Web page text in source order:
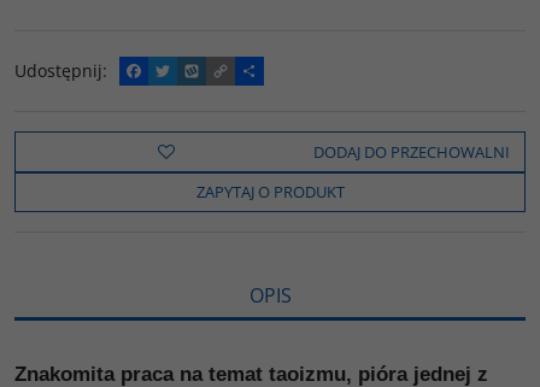
Udostępnij:
F
a
e
o
k
T
w
t
t
e
W
y
o
C
o
y
i
n
k
P
o
z
e
l
s
DODAJ DO PRZECHOWALNI
ZAPYTAJ O PRODUKT
OPIS
Znakomita praca na temat taoizmu, pióra jednej z